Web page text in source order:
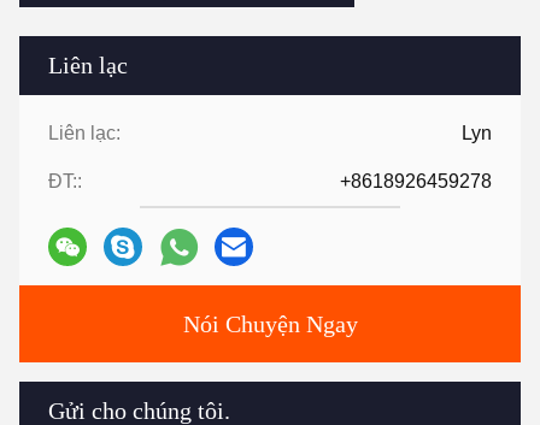
Liên lạc
Liên lạc: Lyn
ĐT:: +8618926459278
Nói Chuyện Ngay
Gửi cho chúng tôi.